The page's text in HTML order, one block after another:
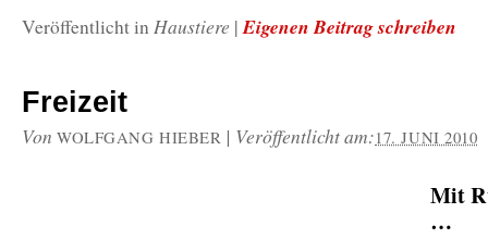
Veröffentlicht inHaustiere | Eigenen Beitrag schreiben
Freizeit
Von WOLFGANG HIEBER | Veröffentlicht am:17. JUNI 2010
Mit
…